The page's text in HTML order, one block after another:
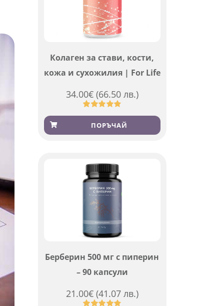
Колаген за стави, кости,
кожа и сухожилия | For Life
34.00€ (66.50 лв.)
Оценен
4.83от 5,
базирано
923
ПОРЪЧАЙ
Берберин 500 мг с пиперин
– 90 капсули
21.00€ (41.07 лв.)